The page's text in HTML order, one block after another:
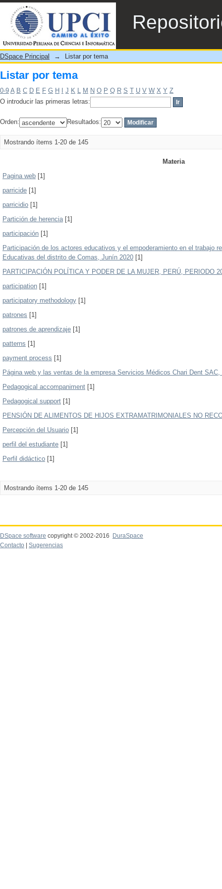
Listar por tema
DSpace Principal → Listar por tema
Listar por tema
0-9 A B C D E F G H J K L M N O P Q R S T U V W X Y Z
O introducir las primeras letras:
Orden: Resultados:
Mostrando ítems 1-20 de 145
Materia
Pagina web [1]
parricide [1]
parricidio [1]
Partición de herencia[1]
participación [1]
Participación de los actores educativos y el empoderamiento en el trabajo
Educativas del distrito de Comas, Junín 2020 [1]
PARTICIPACIÓN POLÍTICA Y PODER DE LA MUJER, PERÚ, PERIODO
participation [1]
participatory methodology [1]
patrones [1]
patrones de aprendizaje [1]
patterns [1]
payment process [1]
Página web y las ventas de la empresa Servicios Médicos Chari Dent SAC,
Pedagogical accompaniment [1]
Pedagogical support [1]
PENSIÓN DE ALIMENTOS DE HIJOS EXTRAMATRIMONIALES NO
Percepción del Usuario [1]
perfil del estudiante [1]
Perfil didáctico [1]
Mostrando ítems 1-20 de 145
DSpace software copyright © 2002-2016
DuraSpace
Contacto
Sugerencias